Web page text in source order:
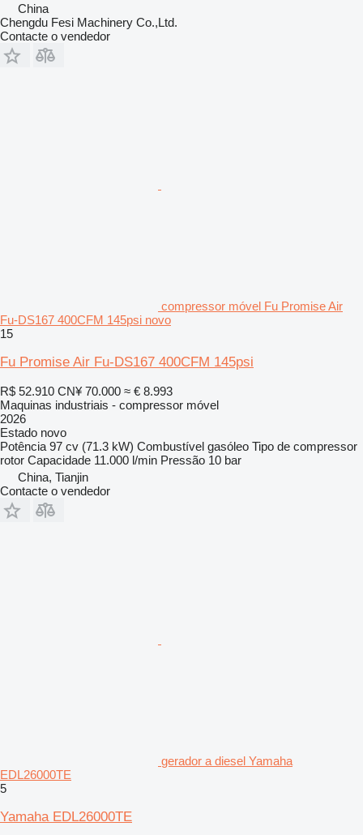
China
Chengdu Fesi Machinery Co.,Ltd.
Contacte o vendedor
compressor móvel Fu Promise Air
Fu-DS167 400CFM 145psi novo
15
Fu Promise Air Fu-DS167 400CFM 145psi
R$ 52.910 CN¥ 70.000 ≈ € 8.993
Maquinas industriais - compressor móvel
2026
Estado novo
Potência 97 cv (71.3 kW) Combustível gasóleo Tipo de compressor
rotor Capacidade 11.000 l/min Pressão 10 bar
China, Tianjin
Contacte o vendedor
gerador a diesel Yamaha
EDL26000TE
5
Yamaha EDL26000TE